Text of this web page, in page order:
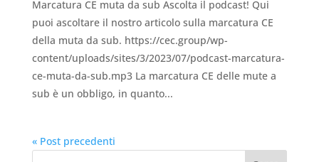
Marcatura CE muta da sub Ascolta il podcast! Qui
puoi ascoltare il nostro articolo sulla marcatura CE
della muta da sub. https://cec.group/wp-
content/uploads/sites/3/2023/07/podcast-marcatura-
ce-muta-da-sub.mp3 La marcatura CE delle mute a
sub è un obbligo, in quanto...
« Post precedenti